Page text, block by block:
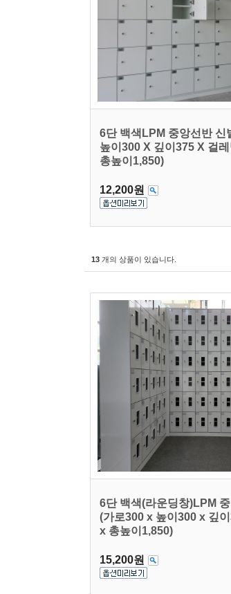
6단 백색LPM 중앙선반 신
높이300 X 깊이375 X 걸
총높이1,850)
12,200원
13 개의 상품이 있습니다.
6단 백색(라운딩창)LPM
(가로300 x 높이300 x 깊
x 총높이1,850)
15,200원